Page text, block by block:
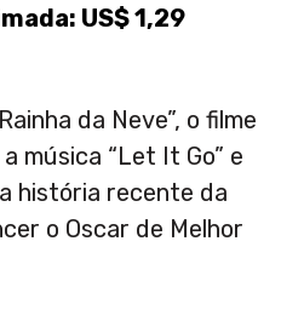
US$ 1,29
da Neve”, o filme
música “Let It Go” e
história recente da
o Oscar de Melhor